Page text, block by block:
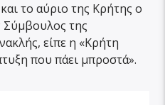
το αύριο της Κρήτης ο
της
είπε η «Κρήτη
που πάει μπροστά».